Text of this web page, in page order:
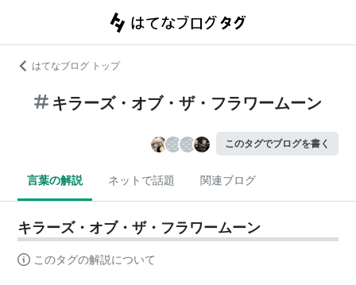
はてなブログ トップ
キラーズ・オブ・ザ・フラワームーン
このタグでブログを書く
言葉の解説 ネットで話題 関連ブログ
キラーズ・オブ・ザ・フラワームーン
このタグの解説について